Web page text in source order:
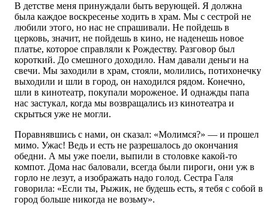
В детстве меня принуждали быть верующей. Я должна
была каждое воскресенье ходить в храм. Мы с сестрой не
любили этого, но нас не спрашивали. Не пойдешь в
церковь, значит, не пойдешь в кино, не наденешь новое
платье, которое справляли к Рождеству. Разговор был
короткий. До смешного доходило. Нам давали деньги на
свечи. Мы заходили в храм, стояли, молились, потихонечку
выходили и шли в город, он находился рядом. Конечно,
шли в кинотеатр, покупали мороженое. И однажды папа
нас застукал, когда мы возвращались из кинотеатра и
скрыться уже не могли.
Поравнявшись с нами, он сказал: «Молимся?» — и прошел
мимо. Ужас! Ведь и есть не разрешалось до окончания
обедни. А мы уже поели, выпили в столовке какой-то
компот. Дома нас баловали, всегда были пироги, они уж в
горло не лезут, а изображать надо голод. Сестра Галя
говорила: «Если ты, Рыжик, не будешь есть, я тебя с собой в
город больше никогда не возьму».